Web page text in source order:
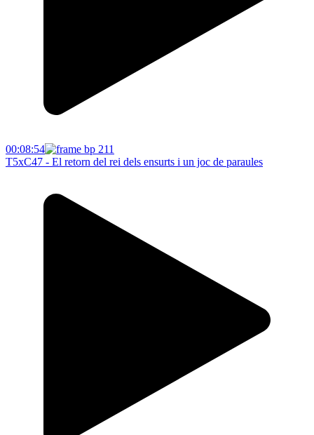
00:08:54
T5xC47 - El retorn del rei dels ensurts i un joc de paraules